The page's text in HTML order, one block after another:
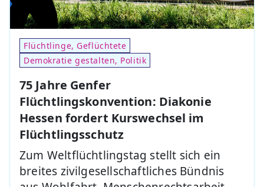
Flüchtlinge, Geflüchtete
Demokratie gestalten, Politik
75 Jahre Genfer
Flüchtlingskonvention: Diakonie
Hessen fordert Kurswechsel im
Flüchtlingsschutz
Zum Weltflüchtlingstag stellt sich ein
breites zivilgesellschaftliches Bündnis